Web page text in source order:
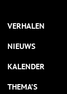
VERHALEN
NIEUWS
KALENDER
THEMA’S